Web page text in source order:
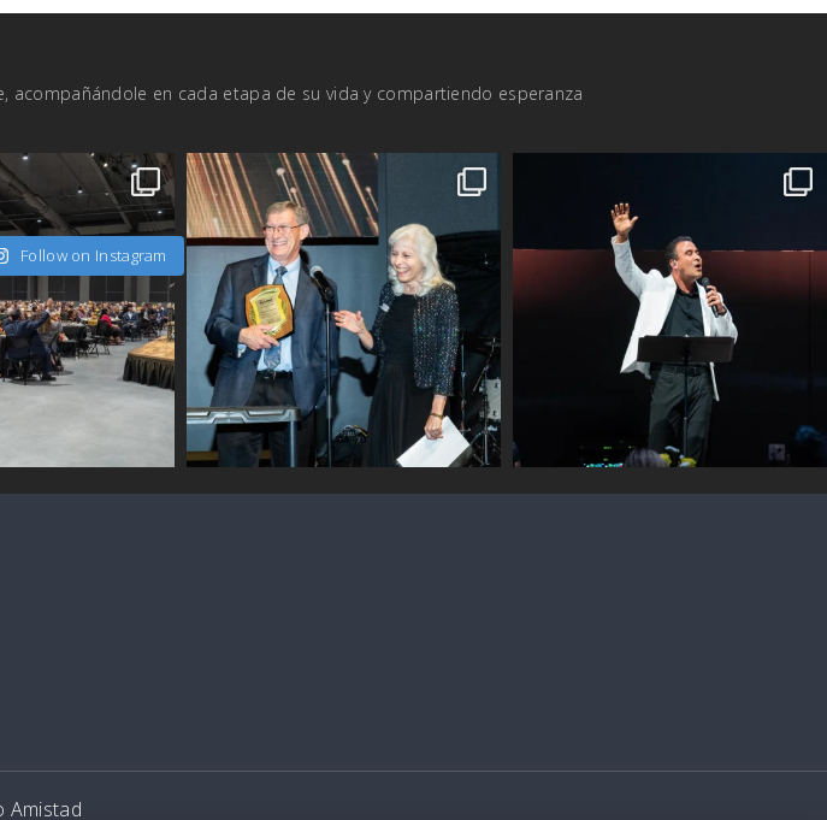
acompañándole en cada etapa de su vida y compartiendo esperanza
Follow on Instagram
Amistad